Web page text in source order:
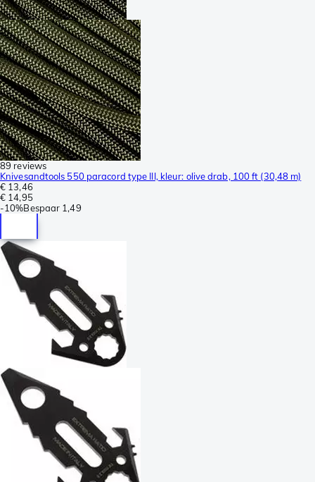
89 reviews
Knivesandtools 550 paracord type III, kleur: olive drab, 100 ft (30,48 m)
€ 13,46
€ 14,95
-10%Bespaar 1,49